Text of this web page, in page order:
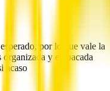
por lo que vale la
y empacada
acaso